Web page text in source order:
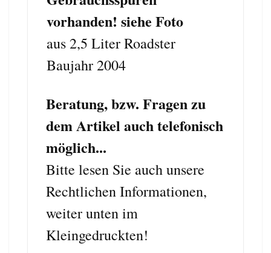
vorhanden! siehe Foto
aus 2,5 Liter Roadster
Baujahr 2004
Beratung, bzw. Fragen zu
dem Artikel auch telefonisch
möglich...
Bitte lesen Sie auch unsere
Rechtlichen Informationen,
weiter unten im
Kleingedruckten!